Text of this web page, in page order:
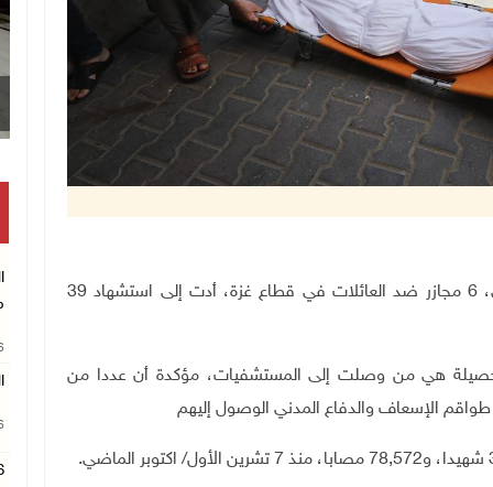
غزة 10-5-2024 وفا- ارتكب جيش الاحتلال الإسرائيلي، 6 مجازر ضد العائلات في قطاع غزة، أدت إلى استشهاد 39
هي من وصلت إلى المستشفيات، مؤكدة أن عددا من
طواقم الإسعاف والدفاع المدني الوصول إليهم